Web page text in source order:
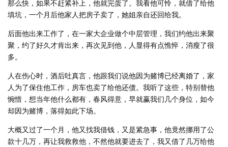
那么快，如果不赶紧补上，他就完蛋了。我看他可怜，就借了给他
填坑，一个月后他家人把房子卖了，她姐亲自还回给我。
后面他出来工作了，在一家大企业做个中层管理，我们约他出来聚
聚，约了好久才肯出来，再次见到他，人显得有点憔悴，消瘦了很
多。
人在伤心时，酒后吐真言，他跟我们说他因为赌博已经离婚了，家
人为了保住他工作，房车也卖了给他还债。我听了这些，特别替他
惋惜，想当年他什么都有，春风得意，早就赢我们几个身位，如今
却因为赌博，落得如此下场。
大概又过了一个月，他又找我借钱，又是紧急事，他竟然挪用了公
款十几万，再让我救救他，不然他就要进去了，我又借了几万给他